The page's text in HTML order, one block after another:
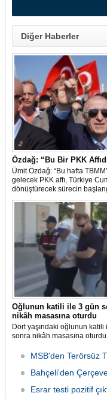
Diğer Haberler
Özdağ: “Bu Bir PKK
Ümit Özdağ: “Bu hafta
gelecek PKK affı, Türkiye
dönüştürecek sürecin
Oğlunun katili ile 3 gün
nikâh masasına oturdu
Dört yaşındaki oğlunun katili
sonra nikâh masasına oturdu
MSB'den Terörsüz
Bahçeli'den
Esrar testi pozitif